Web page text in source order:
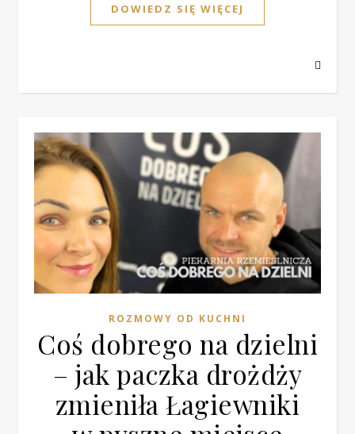
DOWIEDZ SIĘ WIĘCEJ
ROZMOWY OD KUCHNI
Coś dobrego na dzielni
– jak paczka drożdży
zmieniła Łagiewniki